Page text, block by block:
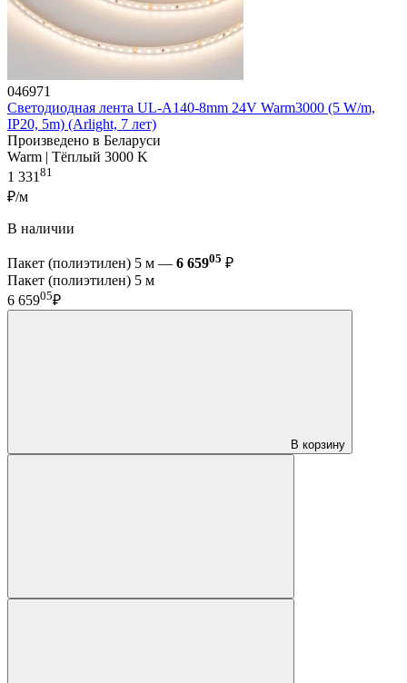
046971
Светодиодная лента UL-A140-8mm 24V Warm3000 (5 W/m,
IP20, 5m) (Arlight, 7 лет)
Произведено в Беларуси
Warm | Тёплый 3000 K
1 33181
₽/м
В наличии
Пакет (полиэтилен) 5 м — 6 65905 ₽
Пакет (полиэтилен) 5 м
6 65905₽
В корзину